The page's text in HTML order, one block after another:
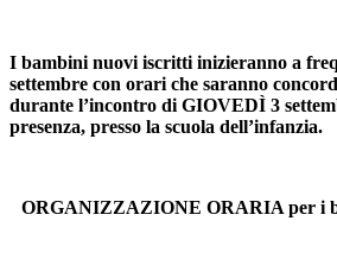
I bambini nuovi iscritti inizieranno a
settembre con orari che saranno
durante l’incontro di GIOVEDÌ 3
presenza, presso la scuola dell’infanzia.
ORGANIZZAZIONE ORARIA per i